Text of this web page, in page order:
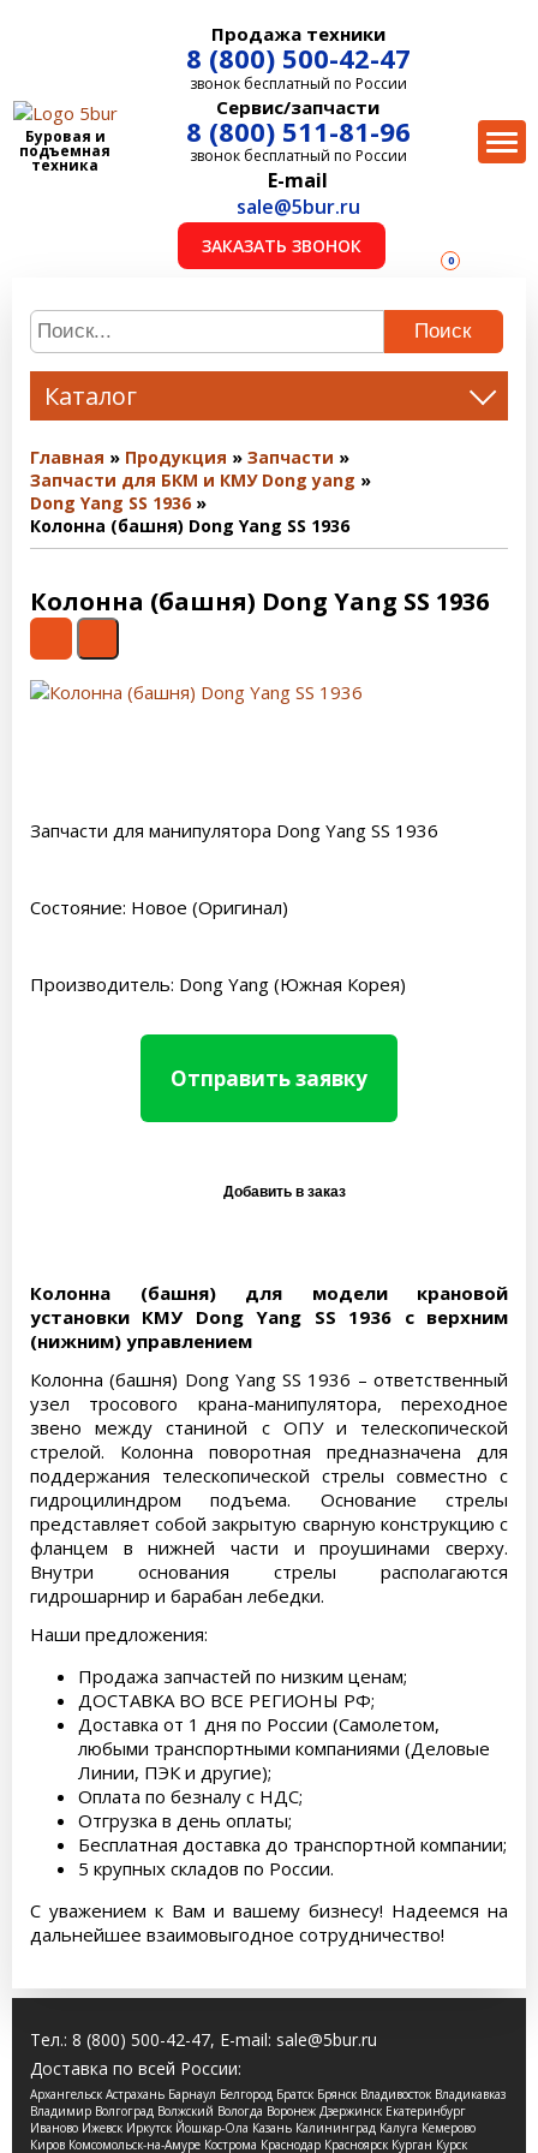
Буровая и
подъемная
техника
Продажа техники
8 (800) 500-42-47
звонок бесплатный по России
Сервис/запчасти
8 (800) 511-81-96
звонок бесплатный по России
E-mail
sale@5bur.ru
ЗАКАЗАТЬ ЗВОНОК
0
Поиск
Каталог
Главная Продукция
Запчасти
Запчасти для БКМ и КМУ Dong yang
Dong Yang SS 1936
Колонна (башня) Dong Yang SS 1936
Колонна (башня) Dong Yang SS 1936
Запчасти для манипулятора Dong Yang SS 1936
Состояние: Новое (Оригинал)
Производитель: Dong Yang (Южная Корея)
Отправить заявку
Колонна (башня) для модели крановой
установки КМУ Dong Yang SS 1936 с верхним
(нижним) управлением
Колонна (башня) Dong Yang SS 1936 – ответственный
узел тросового крана-манипулятора, переходное
звено между станиной с ОПУ и телескопической
стрелой. Колонна поворотная предназначена для
поддержания телескопической стрелы совместно с
гидроцилиндром подъема. Основание стрелы
представляет собой закрытую сварную конструкцию с
фланцем в нижней части и проушинами сверху.
Внутри основания стрелы располагаются
гидрошарнир и барабан лебедки.
Наши предложения:
Продажа запчастей по низким ценам;
ДОСТАВКА ВО ВСЕ РЕГИОНЫ РФ;
Доставка от 1 дня по России (Самолетом,
любыми транспортными компаниями (Деловые
Линии, ПЭК и другие);
Оплата по безналу с НДС;
Отгрузка в день оплаты;
Бесплатная доставка до транспортной компании;
5 крупных складов по России.
С уважением к Вам и вашему бизнесу! Надеемся на
дальнейшее взаимовыгодное сотрудничество!
Тел.: 8 (800) 500-42-47, E-mail: sale@5bur.ru
Доставка по всей России:
Архангельск Астрахань Барнаул Белгород Братск Брянск Владивосток Владикавказ
Владимир Волгоград Волжский Вологда Воронеж Дзержинск Екатеринбург
Иваново Ижевск Иркутск Йошкар-Ола Казань Калининград Калуга Кемерово
Киров Комсомольск-на-Амуре Кострома Краснодар Красноярск Курган Курск